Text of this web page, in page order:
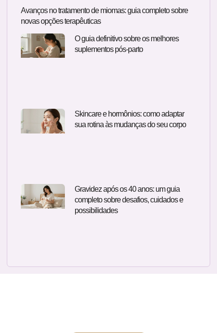
Avanços no tratamento de miomas: guia completo sobre
novas opções terapêuticas
O guia definitivo sobre os melhores
suplementos pós-parto
Skincare e hormônios: como adaptar
sua rotina às mudanças do seu corpo
Gravidez após os 40 anos: um guia
completo sobre desafios, cuidados e
possibilidades